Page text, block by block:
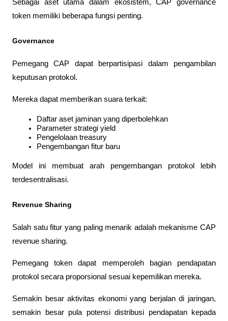
Sebagai aset utama dalam ekosistem, CAP governance
token memiliki beberapa fungsi penting.
Governance
Pemegang CAP dapat berpartisipasi dalam pengambilan
keputusan protokol.
Mereka dapat memberikan suara terkait:
Daftar aset jaminan yang diperbolehkan
Parameter strategi yield
Pengelolaan treasury
Pengembangan fitur baru
Model ini membuat arah pengembangan protokol lebih
terdesentralisasi.
Revenue Sharing
Salah satu fitur yang paling menarik adalah mekanisme CAP
revenue sharing.
Pemegang token dapat memperoleh bagian pendapatan
protokol secara proporsional sesuai kepemilikan mereka.
Semakin besar aktivitas ekonomi yang berjalan di jaringan,
semakin besar pula potensi distribusi pendapatan kepada